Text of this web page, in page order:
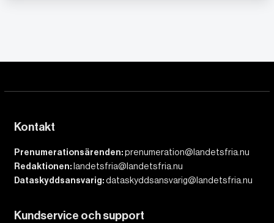
Kontakt
Prenumerationsärenden:prenumeration@landetsfria.nu
Redaktionen: landetsfria@landetsfria.nu
Dataskyddsansvarig:dataskyddsansvarig@landetsfria.nu
Kundservice och support